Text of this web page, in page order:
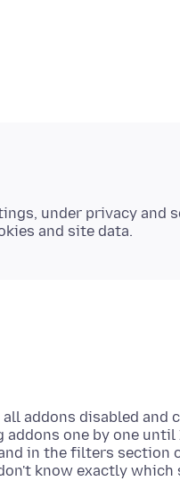
under privacy and
addons disabled and
addons one by one
in the filters section
know exactly